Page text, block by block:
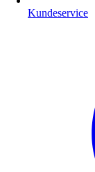
Kundeservice